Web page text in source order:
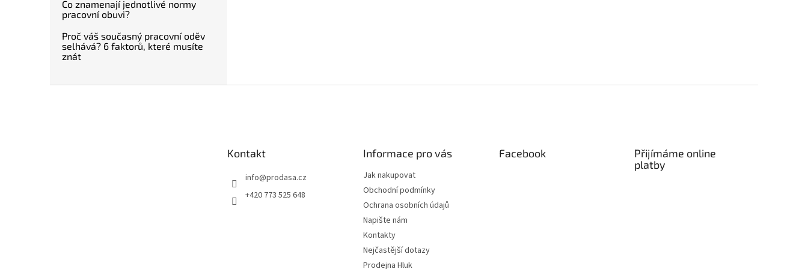
Co znamenají jednotlivé normy
pracovní obuvi?
Proč váš současný pracovní oděv
selhává? 6 faktorů, které musíte
znát
s
Kontakt
info@prodasa.cz
+420 773 525 648
Informace pro vás
Jak nakupovat
Obchodní podmínky
Ochrana osobních údajů
Napište nám
Kontakty
Nejčastější dotazy
Prodejna Hluk
Facebook
Přijímáme online
platby